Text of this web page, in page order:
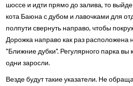
шоссе и идти прямо до залива, то
кота Баюна с дубом и лавочками для
полпути свернуть направо, чтобы
Дорожка направо как раз расположена
"Ближние дубки". Регулярного парка вы
одни заросли.
Везде будут такие указатели. Не